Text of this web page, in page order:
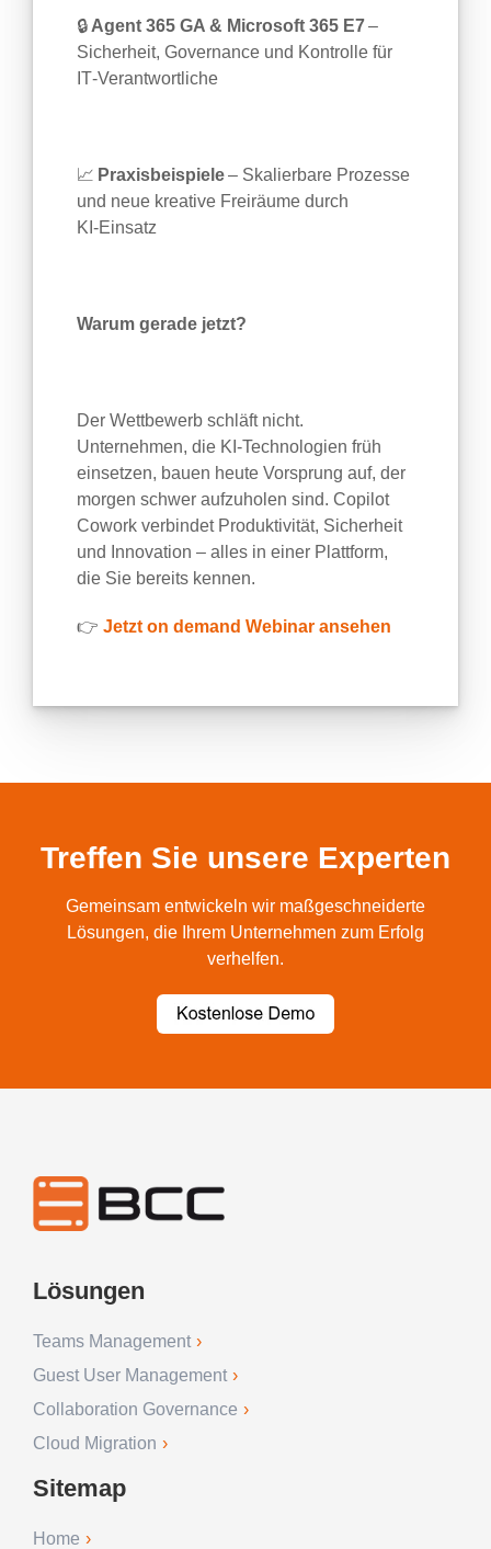
🔒 Agent 365 GA & Microsoft 365 E7–
Sicherheit, Governance und Kontrolle für
IT‑Verantwortliche
📈 Praxisbeispiele– Skalierbare Prozesse
und neue kreative Freiräume durch
KI ‑Einsatz
Warum gerade jetzt?
Der Wettbewerb schläft nicht.
Unternehmen, die KI ‑Technologien früh
einsetzen, bauen heute Vorsprung auf, der
morgen schwer aufzuholen sind. Copilot
Cowork verbindet Produktivität, Sicherheit
und Innovation – alles in einer Plattform,
die Sie bereits kennen.
👉 Jetzt on demand Webinar ansehen
Treffen Sie unsere Experten
Gemeinsam entwickeln wir maßgeschneiderte
Lösungen, die Ihrem Unternehmen zum Erfolg
verhelfen.
Lösungen
Teams Management
Guest User Management
Collaboration Governance
Cloud Migration
Sitemap
Home